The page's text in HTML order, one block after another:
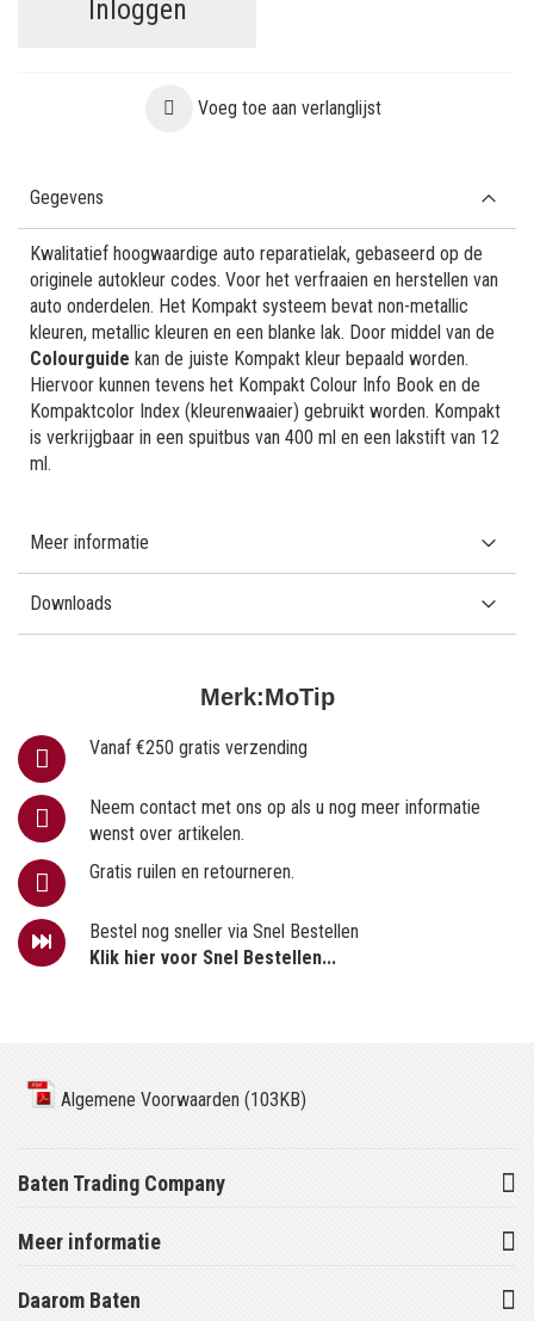
Inloggen
Voeg toe aan verlanglijst
Merk:MoTip
Vanaf €250 gratis verzending
Neem contact met ons op als u nog meer informatie
wenst over artikelen.
Gratis ruilen en retourneren.
Bestel nog sneller via Snel Bestellen
Klik hier voor Snel Bestellen...
Gegevens
Kwalitatief hoogwaardige auto reparatielak, gebaseerd op de
originele autokleur codes. Voor het verfraaien en herstellen van
auto onderdelen. Het Kompakt systeem bevat non-metallic
kleuren, metallic kleuren en een blanke lak. Door middel van de
Colourguide kan de juiste Kompakt kleur bepaald worden.
Hiervoor kunnen tevens het Kompakt Colour Info Book en de
Kompaktcolor Index (kleurenwaaier) gebruikt worden. Kompakt
is verkrijgbaar in een spuitbus van 400 ml en een lakstift van 12
ml.
Meer informatie
Downloads
Algemene Voorwaarden (103KB)
Baten Trading Company
Meer informatie
Daarom Baten